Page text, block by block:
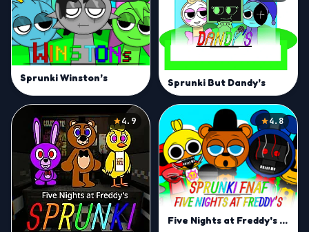
Sprunki Winston’s Sprunki But Dandy’s
4.9 4.8
Five Nights at Freddy's Sprunki